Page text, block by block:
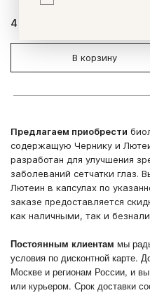
4 420 ₽
В корзину
Предлагаем приобрести
содержащую Чернику и
разработан для улучшения
заболеваний сетчатки глаз.
Лютеин в капсулах по
заказе предоставляется
как наличными, так и
Постоянным клиентам мы
условия по дисконтной карте.
Москве и регионам России, и
или курьером. Срок доставки